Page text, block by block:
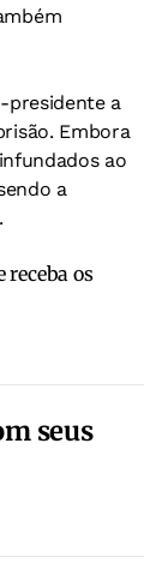
presidente a
Embora
ao
a
receba os
seus